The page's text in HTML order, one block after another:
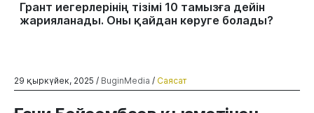
Грант иегерлерінің тізімі 10 тамызға дейін
жарияланады. Оны қайдан көруге болады?
29 қыркүйек, 2025 / BuginMedia / Саясат